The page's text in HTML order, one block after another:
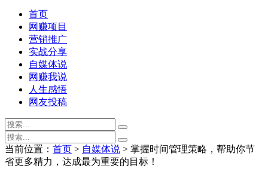
首页
网赚项目
营销推广
实战分享
自媒体说
网赚我说
人生感悟
网友投稿
当前位置： 首页 > 自媒体说 > 掌握时间管理策略，帮助你节
省更多精力，达成最为重要的目标！